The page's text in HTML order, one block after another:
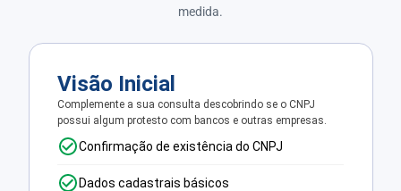
medida.
Visão Inicial
Complemente a sua consulta descobrindo se o CNPJ
possui algum protesto com bancos e outras empresas.
Confirmação de existência do CNPJ
Dados cadastrais básicos